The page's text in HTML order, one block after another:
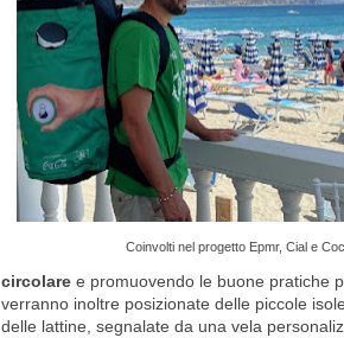
Coinvolti nel progetto Epmr, Cial e
circolare e promuovendo le buone pratiche
verranno inoltre posizionate delle piccole
delle lattine, segnalate da una vela